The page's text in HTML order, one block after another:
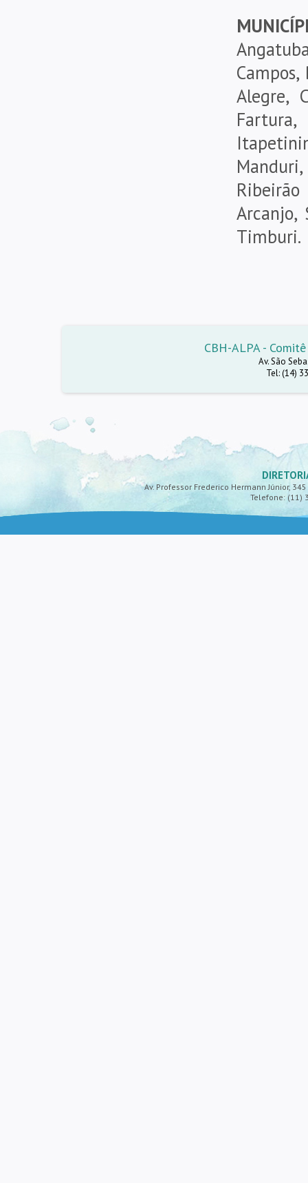
Alegre,
Manduri,
Arcanjo,
Timburi.
CBH-ALPA -
Av. São
Tel: (14)
Av. Professor Frederico Hermann Júnior,
Telefone: (11)